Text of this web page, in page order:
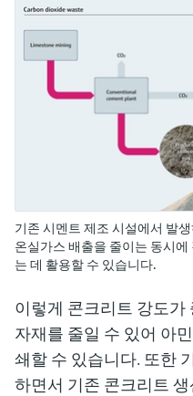
기존 시멘트 제조 시설에서 발
온실가스 배출을 줄이는 동시
는 데 활용할 수 있습니다.
이렇게 콘크리트 강도가
자재를 줄일 수 있어 아
쇄할 수 있습니다. 또한
하면서 기존 콘크리트 생